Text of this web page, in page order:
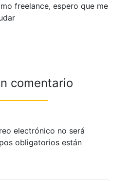
freelance, espero que me
comentario
electrónico no será
obligatorios están